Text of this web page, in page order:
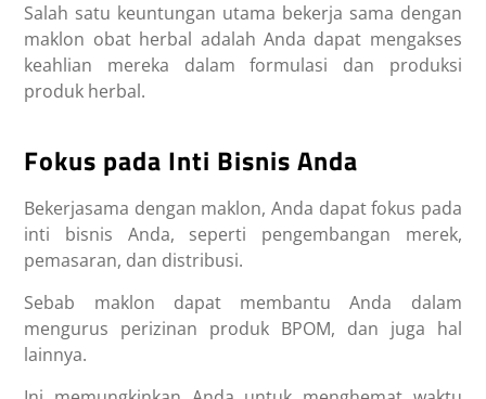
Salah satu keuntungan utama bekerja sama dengan
maklon obat herbal adalah Anda dapat mengakses
keahlian mereka dalam formulasi dan produksi
produk herbal.
Fokus pada Inti Bisnis Anda
Bekerjasama dengan maklon, Anda dapat fokus pada
inti bisnis Anda, seperti pengembangan merek,
pemasaran, dan distribusi.
Sebab maklon dapat membantu Anda dalam
mengurus perizinan produk BPOM, dan juga hal
lainnya.